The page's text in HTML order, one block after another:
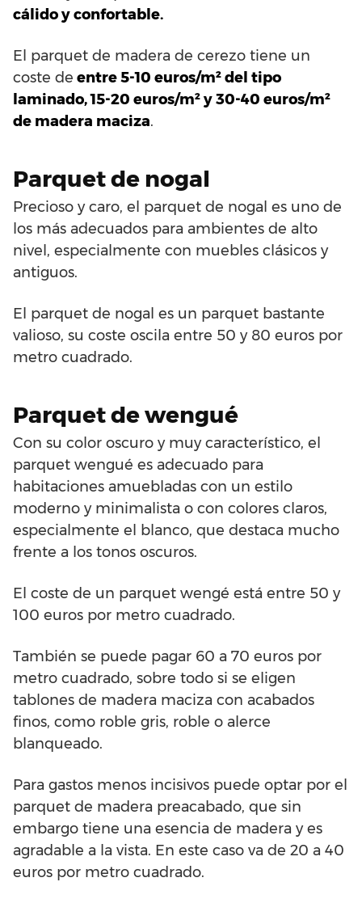
cálido y confortable.
El parquet de madera de cerezo tiene un
coste de entre 5-10 euros/m² del tipo
laminado, 15-20 euros/m² y 30-40 euros/m²
de madera maciza.
Parquet de nogal
Precioso y caro, el parquet de nogal es uno de
los más adecuados para ambientes de alto
nivel, especialmente con muebles clásicos y
antiguos.
El parquet de nogal es un parquet bastante
valioso, su coste oscila entre 50 y 80 euros por
metro cuadrado.
Parquet de wengué
Con su color oscuro y muy característico, el
parquet wengué es adecuado para
habitaciones amuebladas con un estilo
moderno y minimalista o con colores claros,
especialmente el blanco, que destaca mucho
frente a los tonos oscuros.
El coste de un parquet wengé está entre 50 y
100 euros por metro cuadrado.
También se puede pagar 60 a 70 euros por
metro cuadrado, sobre todo si se eligen
tablones de madera maciza con acabados
finos, como roble gris, roble o alerce
blanqueado.
Para gastos menos incisivos puede optar por el
parquet de madera preacabado, que sin
embargo tiene una esencia de madera y es
agradable a la vista. En este caso va de 20 a 40
euros por metro cuadrado.